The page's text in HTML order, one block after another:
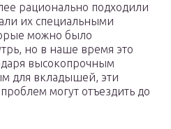
рационально подходили
их специальными
можно было
но в наше время это
высокопрочным
для вкладышей, эти
могут отъездить до